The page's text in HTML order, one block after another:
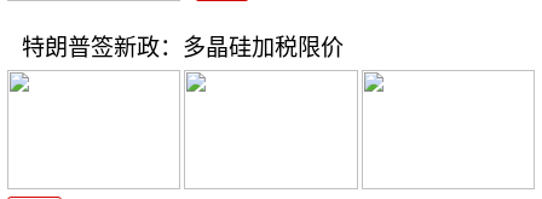
特朗普签新政：多晶硅加税限价